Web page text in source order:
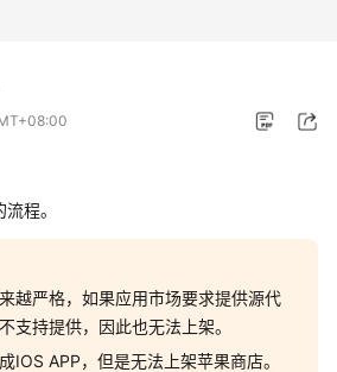
程。
越严格，如果应用市场要求提供源代
支持提供，因此也无法上架。
IOS APP，但是无法上架苹果商店。